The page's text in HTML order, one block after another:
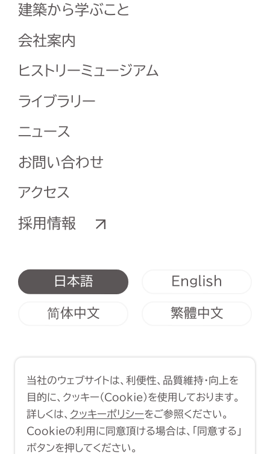
建築から学ぶこと
会社案内
ヒストリーミュージアム
ライブラリー
ニュース
お問い合わせ
アクセス
採用情報
日本語 English
简体中文 繁體中文
Copyright (C) 1998-2026 Yasui
Architects & Engineers, Inc.
当社のウェブサイトは、利便性、品質維持・向上を
目的に、クッキー（Cookie）を使用しております。
詳しくは、 クッキーポリシーをご参照ください。
Cookieの利用に同意頂ける場合は、「同意する」
ボタンを押してください。